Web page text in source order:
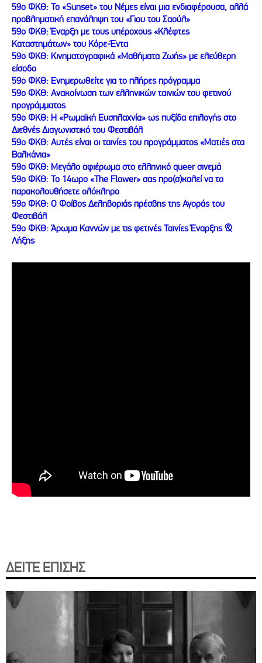
59ο ΦΚΘ: Το «Sunset» του Νέμες είναι μια ενδιαφέρουσα, αλλά
προβληματική επανάληψη του «Γιου του Σαούλ»
59ο ΦΚΘ: Έναρξη με τους υπέροχους «Κλέφτες
Καταστημάτων» του Κόρε-Έντα
59o ΦΚΘ: Κινηματογραφικά «Μαθήματα Ζωής» με ελεύθερη
είσοδο
59ο ΦΚΘ: Ενημερωθείτε για το πλήρες πρόγραμμα
59ο ΦΚΘ: Ανακοίνωση των ελληνικών ταινιών του φετινού
προγράμματος
59ο ΦΚΘ: Η «Ρωμαϊκή Ευσπλαχνία» ως πυξίδα επιλογής στο
Διεθνές Διαγωνιστικό του Φεστιβάλ
59o ΦΚΘ: Αυτές είναι οι ταινίες του προγράμματος «Ματιές στα
Βαλκάνια»
59o ΦΚΘ: Μεγάλο αφιέρωμα στο ελληνικό queer σινεμά
59ο ΦΚΘ: Το 14ωρο «The Flower» σας προ(σ)καλεί να το
παρακολουθήσετε ολόκληρο
59ο ΦΚΘ: Ο Φοίβος Δεληβοριάς πρέσβης της Αγοράς του
Φεστιβάλ
59ο ΦΚΘ: Άρωμα Καννών με τις φετινές Ταινίες Έναρξης &
Λήξης
ΔΕΙΤΕ ΕΠΙΣΗΣ